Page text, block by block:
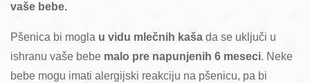
vaše bebe.
Pšenica bi mogla u vidu mlečnih kaša da se uključi u
ishranu vaše bebe malo pre napunjenih 6 meseci. Neke
bebe mogu imati alergijski reakciju na pšenicu, pa bi